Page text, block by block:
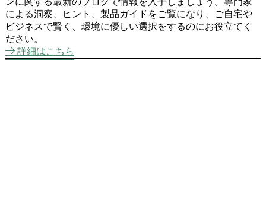
による洞察、ヒント、製品ガイドをご覧になり、ご自宅や
ビジネスで賢く、環境に優しい選択をするのにお役立てく
ださい。
詳細はこちら